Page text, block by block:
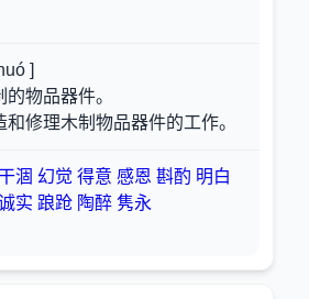
]
的物品器件。
和修理木制物品器件的工作。
涸 幻觉 得意 感恩 斟酌 明白
实 踉跄 陶醉 隽永